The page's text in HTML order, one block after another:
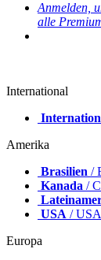
Anmelden,
alle
International
Amerika
Brasilien /
Kanada /
USA / USA
Europa